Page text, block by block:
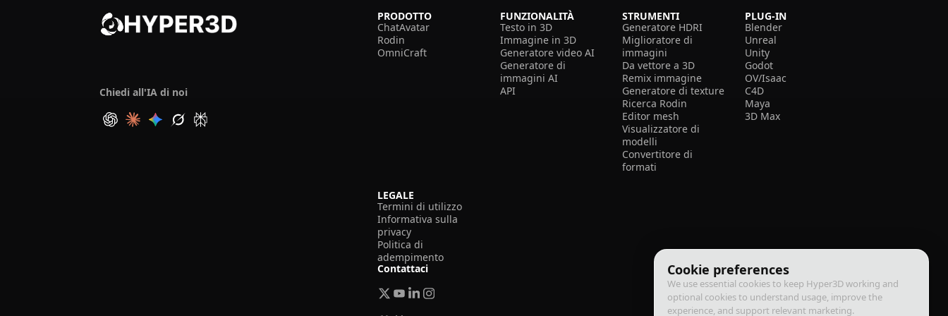
Cookie preferences
We use essential cookies to keep Hyper3D working and
optional cookies to understand usage, improve the
experience, and support relevant marketing.
Chiedi all'IA di noi
PRODOTTO
ChatAvatar
Rodin
OmniCraft
FUNZIONALITÀ
Testo in 3D
Immagine in 3D
Generatore video AI
Generatore di
immagini AI
API
STRUMENTI
Generatore HDRI
Miglioratore di
immagini
Da vettore a 3D
Remix immagine
Generatore di texture
Ricerca Rodin
Editor mesh
Visualizzatore di
modelli
Convertitore di
formati
PLUG-IN
Blender
Unreal
Unity
Godot
OV/Isaac
C4D
Maya
3D Max
LEGALE
Termini di utilizzo
Informativa sulla
privacy
Politica di
adempimento
Contattaci